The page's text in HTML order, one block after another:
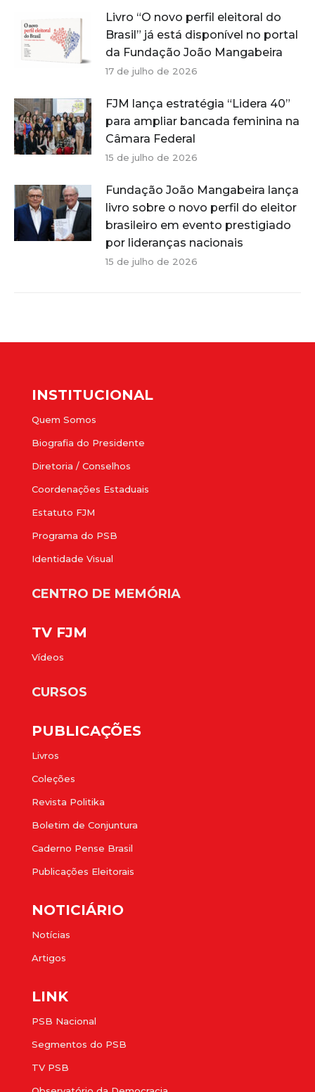
Livro “O novo perfil eleitoral do
Brasil” já está disponível no portal
da Fundação João Mangabeira
17 de julho de 2026
FJM lança estratégia “Lidera 40”
para ampliar bancada feminina na
Câmara Federal
15 de julho de 2026
Fundação João Mangabeira lança
livro sobre o novo perfil do eleitor
brasileiro em evento prestigiado
por lideranças nacionais
15 de julho de 2026
INSTITUCIONAL
Quem Somos
Biografia do Presidente
Diretoria / Conselhos
Coordenações Estaduais
Estatuto FJM
Programa do PSB
Identidade Visual
CENTRO DE MEMÓRIA
TV FJM
Vídeos
CURSOS
PUBLICAÇÕES
Livros
Coleções
Revista Politika
Boletim de Conjuntura
Caderno Pense Brasil
Publicações Eleitorais
NOTICIÁRIO
Notícias
Artigos
LINK
PSB Nacional
Segmentos do PSB
TV PSB